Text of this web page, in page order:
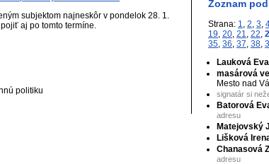
subjektom najneskôr v pondelok 28. 1.
aj po tomto termíne.
politiku
Zoznam
Strana: 1 2 3
19 20 21 22
35 36 37 38
Lauková Eva
masárová
Mesto nad
signatár si
Batorová
adresu
Matejovský
Lišková
Chanasová
adresu